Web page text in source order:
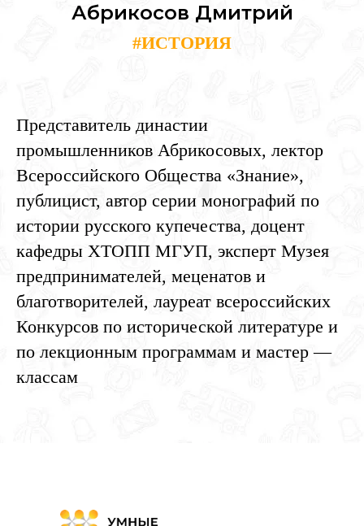
Абрикосов Дмитрий
#ИСТОРИЯ
Представитель династии
промышленников Абрикосовых, лектор
Всероссийского Общества «Знание»,
публицист, автор серии монографий по
истории русского купечества, доцент
кафедры ХТОПП МГУП, эксперт Музея
предпринимателей, меценатов и
благотворителей, лауреат всероссийских
Конкурсов по исторической литературе и
по лекционным программам и мастер —
классам